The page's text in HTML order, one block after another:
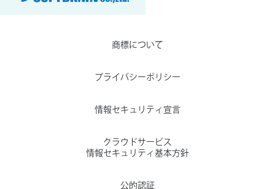
商標について
プライバシーポリシー
情報セキュリティ宣言
クラウドサービス
情報セキュリティ基本方針
公的認証